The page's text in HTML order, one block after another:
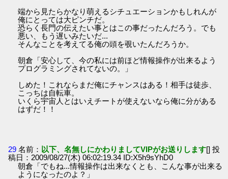
端から見たらかなり萌えるシチュエーションかもしれんが
俺にとっては大ピンチだ。
恐らく長門の伝えたい事とはこの事だったんだろう。でも
悪い、もう遅いみたいだ...
そんなことを考えてる俺の頭を覗いたんだろうか。
朝倉「安心して、今の私には前ほど情報操作が出来るよう
プログラミングされてないの。」
しめた！これならまだ俺にチャンスはある！相手は徒歩、
こっちは自転車。
いくら宇宙人とはいえチートが使えないなら俺に分がある
はずだ！！
29 名前： 以下、名無しにかわりましてVIPがお送りします[] 投
稿日：2009/08/27(木) 06:02:19.34 ID:X5h9sYhD0
朝倉「でもね...情報操作は出来なくとも、こんな事が出来る
ようになったのよ？」